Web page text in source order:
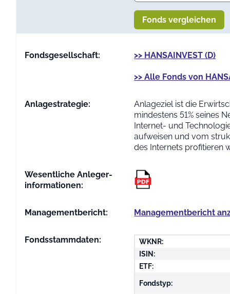
Fonds vergleichen
Fondsgesellschaft: >> HANSAINVEST (D)
>> Alle Fonds von
Anlage­strategie:
Anlageziel ist die
mindestens 51% seines
Internet- und
aufweisen und vom
des Internets profitieren
Wesentliche Anleger­
informationen:
Managementbericht: Managementbericht
Fondsstammdaten: WKNR:
ISIN:
ETF:
Fondstyp: